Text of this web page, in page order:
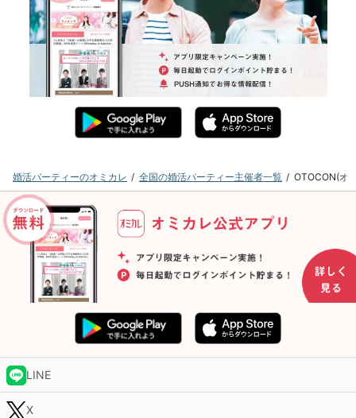
婚活パーティーのオミカレ 全国の婚活パーティー主催者一覧 OTOCON(オ
LINE
X